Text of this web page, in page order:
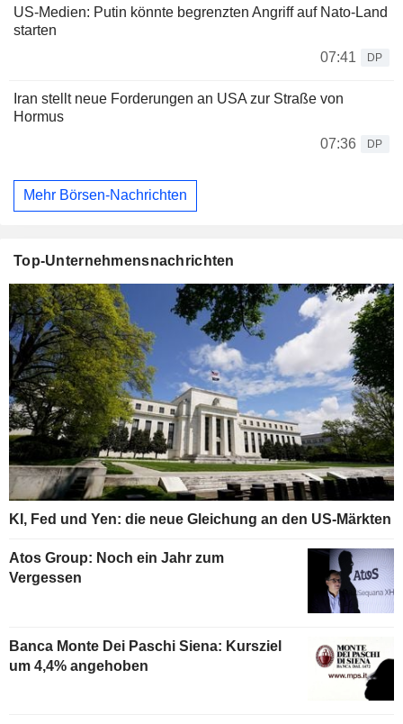
US-Medien: Putin könnte begrenzten Angriff auf Nato-Land
starten
07:41
DP
Iran stellt neue Forderungen an USA zur Straße von
Hormus
07:36
DP
Mehr Börsen-Nachrichten
Top-Unternehmensnachrichten
KI, Fed und Yen: die neue Gleichung an den US-Märkten
Atos Group: Noch ein Jahr zum
Vergessen
Banca Monte Dei Paschi Siena: Kursziel
um 4,4% angehoben